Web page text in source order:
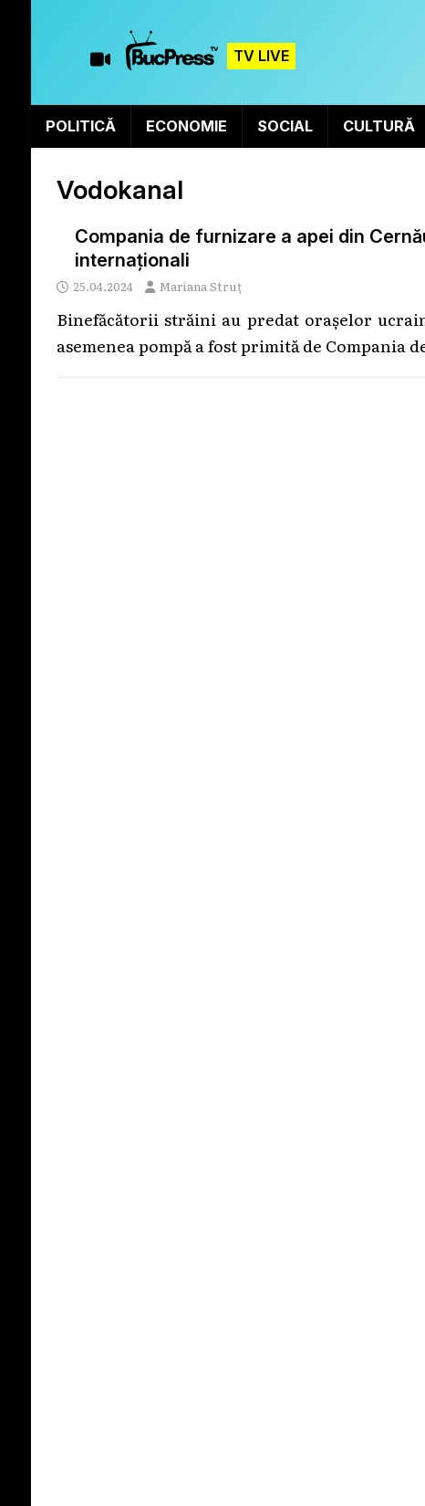
TV LIVE
POLITICĂ ECONOMIE SOCIAL CULTURĂ
Vodokanal
Compania de furnizare a apei din
internaționali
25.04.2024 Mariana Struț
Binefăcătorii străini au predat orașelor
asemenea pompă a fost primită de Compania